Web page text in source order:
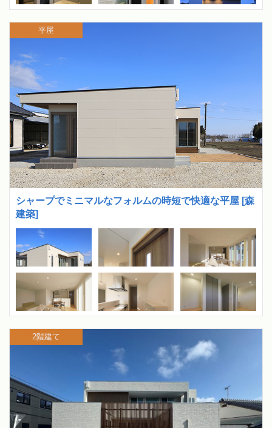
シャープでミニマルなフォルムの時短で快適な平屋 [森
建築]
平屋
2階建て